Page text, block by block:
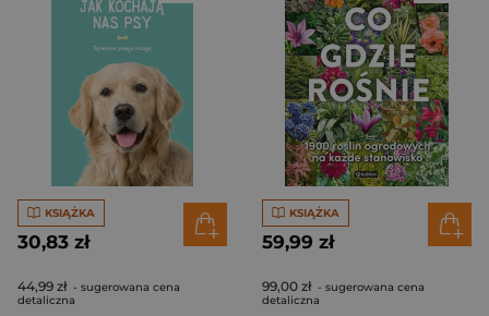
KSIĄŻKA
30,83 zł
44,99 zł - sugerowana cena
detaliczna
KSIĄŻKA
59,99 zł
99,00 zł - sugerowana cena
detaliczna